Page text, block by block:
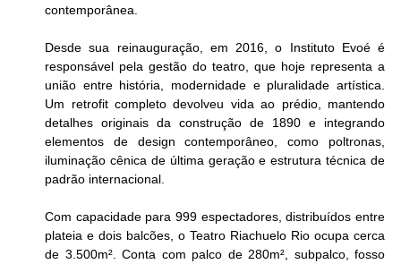
contemporânea.
Desde sua reinauguração, em 2016, o Instituto Evoé é
responsável pela gestão do teatro, que hoje representa a
união entre história, modernidade e pluralidade artística.
Um retrofit completo devolveu vida ao prédio, mantendo
detalhes originais da construção de 1890 e integrando
elementos de design contemporâneo, como poltronas,
iluminação cênica de última geração e estrutura técnica de
padrão internacional.
Com capacidade para 999 espectadores, distribuídos entre
plateia e dois balcões, o Teatro Riachuelo Rio ocupa cerca
de 3.500m². Conta com palco de 280m², subpalco, fosso